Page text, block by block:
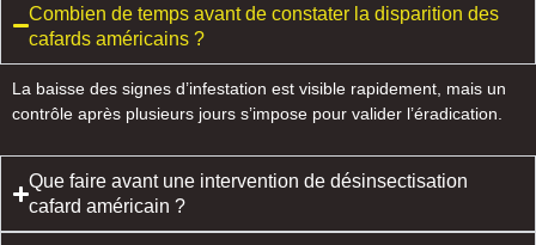
Combien de temps avant de constater la disparition des
cafards américains ?
La baisse des signes d’infestation est visible rapidement, mais un
contrôle après plusieurs jours s’impose pour valider l’éradication.
Que faire avant une intervention de désinsectisation
cafard américain ?